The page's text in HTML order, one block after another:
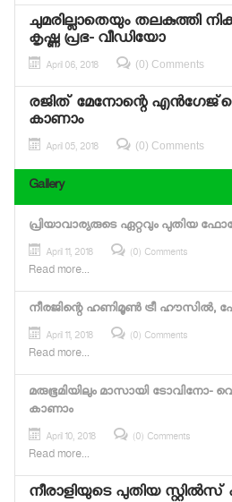
ചുമരില്ലാതെയും തലകുത്തി
കൃഷ്ണ പ്രഭ- വീഡിയോ
April 06, 2018 (0) Comments
രജിത് മേനോന്റെ
കാണാം
April 05, 2018 (0) Comments
Gallery
പ്രിയാവാര്യരുടെ ഏറ്റവും പുതിയ
April 11, 2018 (0) Comments
Read more...
നീരജിന്റെ ഹണിമൂണ്‍ ട്രീ ഹൗസില്‍,
April 11, 2018 (0) Comments
Read more...
മരുഭൂമിയിലും മാസായി ടോവിനോ-
കാണാം
April 10, 2018 (0) Comments
Read more...
നീരാളിയുടെ പുതിയ